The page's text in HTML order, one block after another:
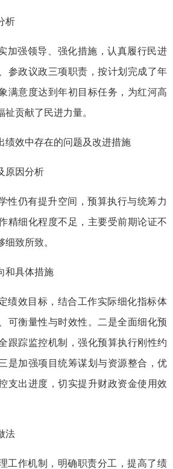
析
加强领导、强化措施，认真履行民进
参政议政三项职责，按计划完成了年
满意度达到年初目标任务，为红河高
贡献了民进力量。
绩效中存在的问题及改进措施
原因分析
性仍有提升空间，预算执行与统筹力
精细化程度不足，主要受前期论证不
致所致。
和具体措施
绩效目标，结合工作实际细化指标体
可衡量性与时效性。二是全面细化预
跟踪监控机制，强化预算执行刚性约
是加强项目统筹谋划与资源整合，优
支出进度，切实提升财政资金使用效
法
工作机制，明确职责分工，提高了绩